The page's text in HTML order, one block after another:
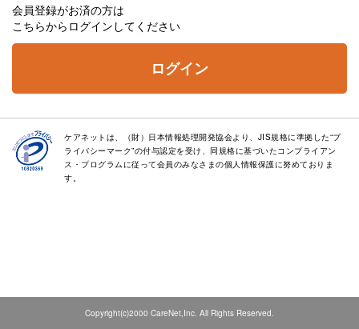
会員登録がお済の方は
こちらからログインしてください
ログイン
ケアネットは、（財）日本情報処理開発協会より、JIS規格に準拠した“プ
ライバシーマーク”の付与認定を受け、同規格に基づいたコンプライアン
ス・プログラムに従って会員のみなさまの個人情報保護に努めておりま
す。
Copyright(c)2000 CareNet,Inc. All Rights Reserved.